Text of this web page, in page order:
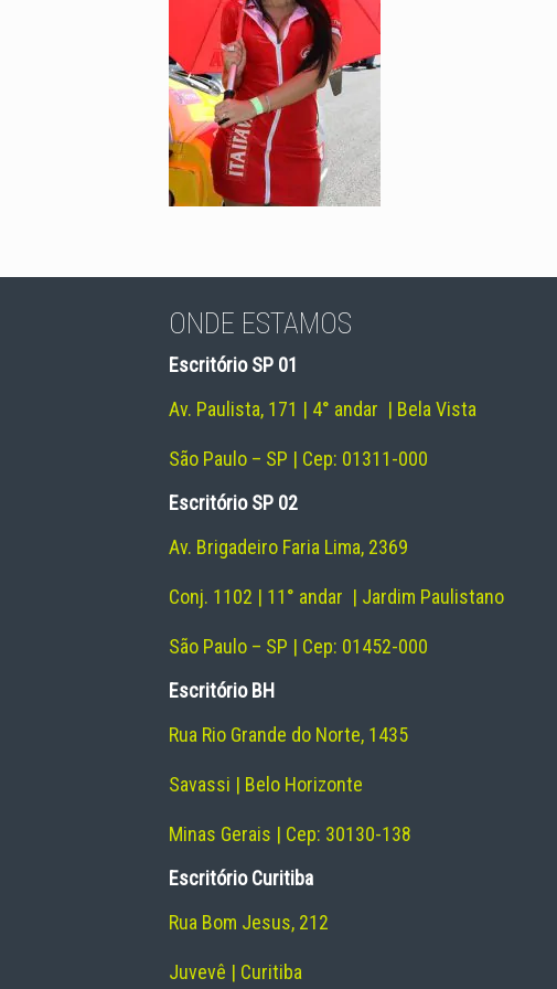
ONDE ESTAMOS
Escritório SP 01
Av. Paulista, 171 | 4° andar | Bela Vista
São Paulo – SP | Cep: 01311-000
Escritório SP 02
Av. Brigadeiro Faria Lima, 2369
Conj. 1102 | 11° andar | Jardim Paulistano
São Paulo – SP | Cep: 01452-000
Escritório BH
Rua Rio Grande do Norte, 1435
Savassi | Belo Horizonte
Minas Gerais | Cep: 30130-138
Escritório Curitiba
Rua Bom Jesus, 212
Juvevê | Curitiba